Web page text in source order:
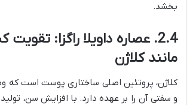
بخشد.
2.4. عصاره داویلا راگزا: تقویت
مانند کلاژن
کلاژن، پروتئین اصلی ساختاری پوست است که
و سفتی آن را بر عهده دارد. با افزایش سن،